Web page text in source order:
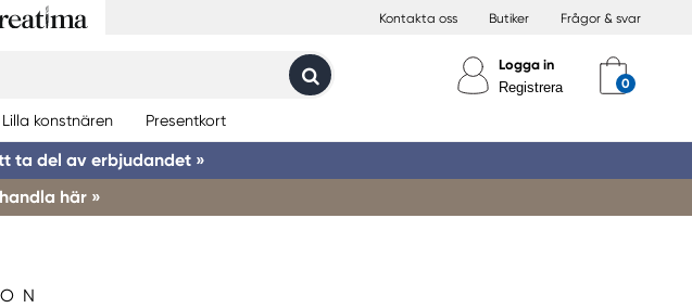
Kontakta oss Butiker Frågor & svar
Logga in
Registrera
Lilla konstnären Presentkort
ta del av erbjudandet »
här »